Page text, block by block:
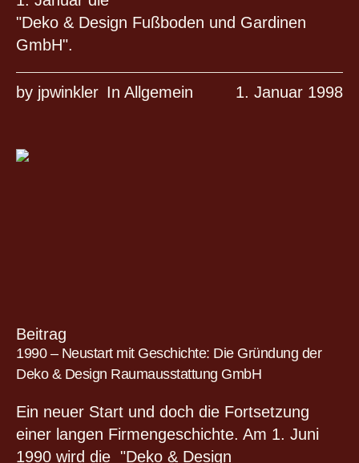
"Deko & Design Fußboden und Gardinen
GmbH".
1. Januar 1998
by jpwinkler In Allgemein
Beitrag
1990 – Neustart mit Geschichte: Die Gründung der
Deko & Design Raumausstattung GmbH
Ein neuer Start und doch die Fortsetzung
einer langen Firmengeschichte. Am 1. Juni
1990 wird die "Deko & Design